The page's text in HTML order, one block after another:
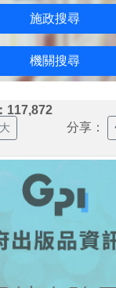
施政搜尋
機關搜尋
117,872
大 分享：